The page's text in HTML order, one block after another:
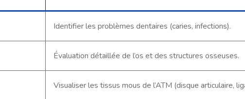
Identifier les problèmes dentaires (caries, infections).
Évaluation détaillée de l’os et des structures osseuses.
Visualiser les tissus mous de l’ATM (disque articulaire,